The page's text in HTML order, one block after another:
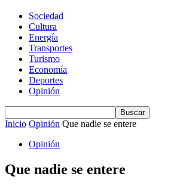
Sociedad
Cultura
Energía
Transportes
Turismo
Economía
Deportes
Opinión
Inicio Opinión Que nadie se entere
Opinión
Que nadie se entere